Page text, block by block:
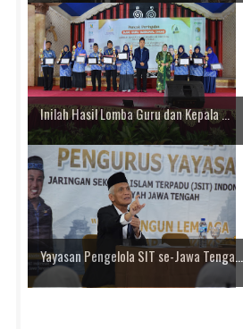
Inilah Hasil Lomba Guru dan Kepala ...
Yayasan Pengelola SIT se-Jawa Tenga...